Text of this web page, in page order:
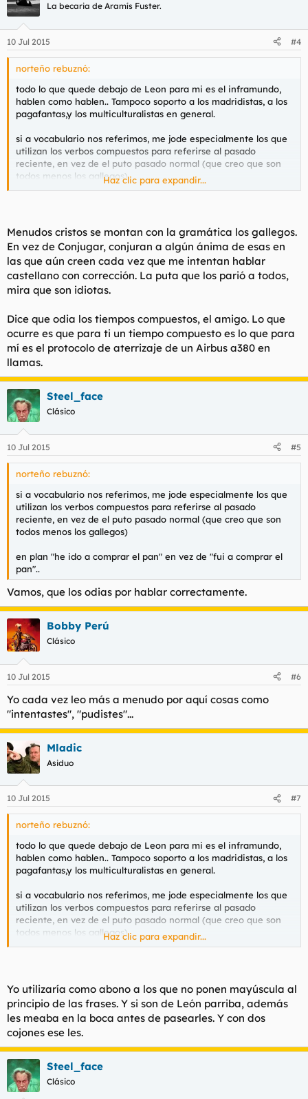
La becaria de Aramís Fuster.
10 Jul 2015 #4
norteño rebuznó:
todo lo que quede debajo de Leon para mi es el inframundo,
hablen como hablen.. Tampoco soporto a los madridistas, a los
pagafantas,y los multiculturalistas en general.
si a vocabulario nos referimos, me jode especialmente los que
utilizan los verbos compuestos para referirse al pasado
reciente, en vez de el puto pasado normal (que creo que son
todos menos los gallegos)
he ido?? jajajajaa, hijo de puta, que asco me da el puto tiempo
compuesto en pasado, putos infraseres del sur.
Haz clic para expandir...
Menudos cristos se montan con la gramática los gallegos.
En vez de Conjugar, conjuran a algún ánima de esas en
las que aún creen cada vez que me intentan hablar
castellano con corrección. La puta que los parió a todos,
mira que son idiotas.
Dice que odia los tiempos compuestos, el amigo. Lo que
ocurre es que para ti un tiempo compuesto es lo que para
mí es el protocolo de aterrizaje de un Airbus a380 en
llamas.
Steel_face
Clásico
10 Jul 2015 #5
norteño rebuznó:
si a vocabulario nos referimos, me jode especialmente los que
utilizan los verbos compuestos para referirse al pasado
reciente, en vez de el puto pasado normal (que creo que son
todos menos los gallegos)
en plan "he ido a comprar el pan" en vez de "fui a comprar el
pan"..
Vamos, que los odias por hablar correctamente.
Bobby Perú
Clásico
10 Jul 2015 #6
Yo cada vez leo más a menudo por aquí cosas como
"intentastes", "pudistes"...
Mladic
Asiduo
10 Jul 2015 #7
norteño rebuznó:
todo lo que quede debajo de Leon para mi es el inframundo,
hablen como hablen.. Tampoco soporto a los madridistas, a los
pagafantas,y los multiculturalistas en general.
si a vocabulario nos referimos, me jode especialmente los que
utilizan los verbos compuestos para referirse al pasado
reciente, en vez de el puto pasado normal (que creo que son
todos menos los gallegos)
he ido?? jajajajaa, hijo de puta, que asco me da el puto tiempo
compuesto en pasado, putos infraseres del sur.
Haz clic para expandir...
Yo utilizaría como abono a los que no ponen mayúscula al
principio de las frases. Y si son de León parriba, además
les meaba en la boca antes de pasearles. Y con dos
cojones ese les.
Steel_face
Clásico